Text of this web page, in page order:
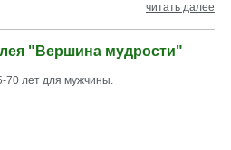
читать далее
"Вершина мудрости"
70 лет для мужчины.